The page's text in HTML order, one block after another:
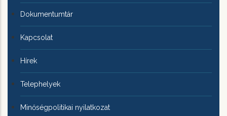
Dokumentumtár
Kapcsolat
Hírek
Telephelyek
Minőségpolitikai nyilatkozat